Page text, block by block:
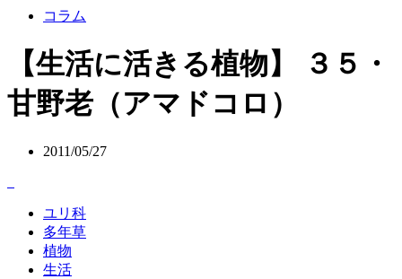
コラム
【生活に活きる植物】 ３５・
甘野老（アマドコロ）
2011/05/27
ユリ科
多年草
植物
生活